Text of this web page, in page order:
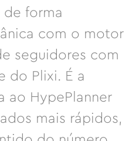
de forma
com o motor
seguidores com
do Plixi. É a
ao HypePlanner
mais rápidos,